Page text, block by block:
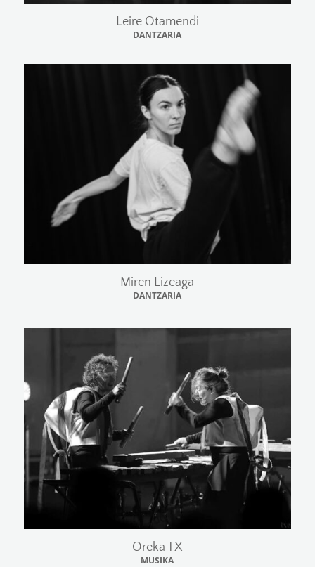
Leire Otamendi
DANTZARIA
Miren Lizeaga
DANTZARIA
Oreka TX
MUSIKA